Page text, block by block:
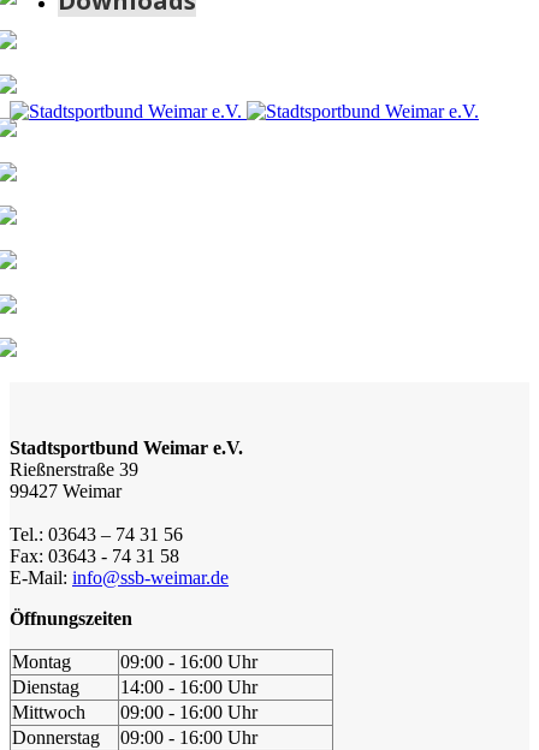
Stadtsportbund Weimar e.V.
Rießnerstraße 39
99427 Weimar
Tel.: 03643 – 74 31 56
Fax: 03643 - 74 31 58
E-Mail: info@ssb-weimar.de
Öffnungszeiten
Montag
09:00 - 16:00 Uhr
Dienstag
14:00 - 16:00 Uhr
Mittwoch
09:00 - 16:00 Uhr
Donnerstag
09:00 - 16:00 Uhr